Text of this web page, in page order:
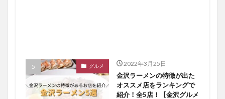
グルメ 2022年3月25日
金沢ラーメンの特徴が出た
オススメ店をランキングで
紹介！全5店！【金沢グルメ